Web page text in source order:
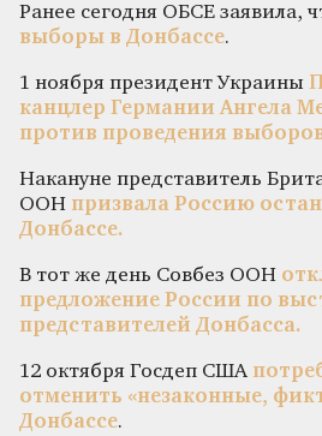
Ранее сегодня ОБСЕ заявила,
выборы в Донбассе.
1 ноября президент Украины
канцлер Германии Ангела
против проведения
Накануне представитель
ООН призвала Россию
Донбассе.
В тот же день Совбез ООН
предложение России по
представителей Донбасса.
12 октября Госдеп США
отменить «незаконные,
Донбассе.